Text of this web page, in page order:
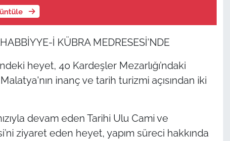
İ KÜBRA MEDRESESİ'NDE
heyet, 40 Kardeşler Mezarlığı’ndaki
inanç ve tarih turizmi açısından iki
devam eden Tarihi Ulu Cami ve
ziyaret eden heyet, yapım süreci hakkında